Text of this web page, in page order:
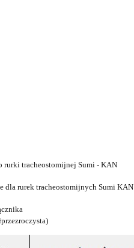
rurki tracheostomijnej Sumi - KAN
dla rurek tracheostomijnych Sumi KAN